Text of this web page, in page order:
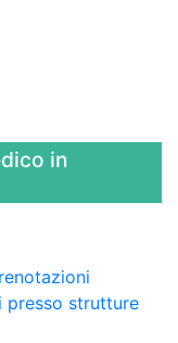
in
presso strutture